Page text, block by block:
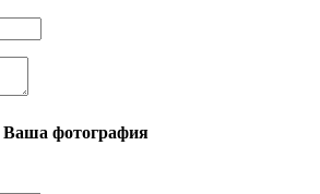
Ваша фотография